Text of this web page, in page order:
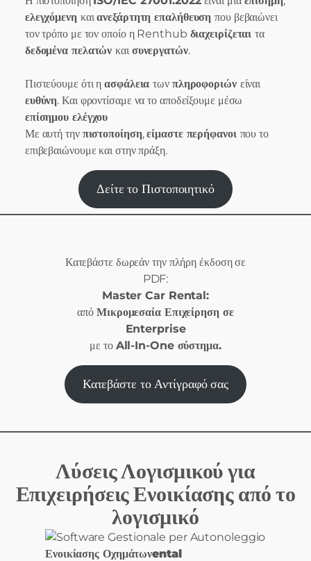
ελεγχόμενη καιανεξάρτητη επαλήθευσηπου βεβαιώνει
τον τρόπο με τον οποίο η Renthub διαχειρίζεταιτα
δεδομένα πελατώνκαι συνεργατών.
Πιστεύουμε ότι ηασφάλειατων πληροφοριών είναι
ευθύνη. Και φροντίσαμε να το αποδείξουμε μέσω
επίσημου ελέγχου
Με αυτή την πιστοποίηση,είμαστε περήφανοι που το
επιβεβαιώνουμε και στην πράξη.
Δείτε το Πιστοποιητικό
Κατεβάστε δωρεάν την πλήρη έκδοση σε
PDF:
Master Car Rental:
απόΜικρομεσαία Επιχείρηση σε
Enterprise
με το All-In-One σύστημα.
Κατεβάστε το Αντίγραφό σας
Λύσεις Λογισμικού για
Επιχειρήσεις Ενοικίασης από το
λογισμικό
Ενοικίασης Οχημάτωνental